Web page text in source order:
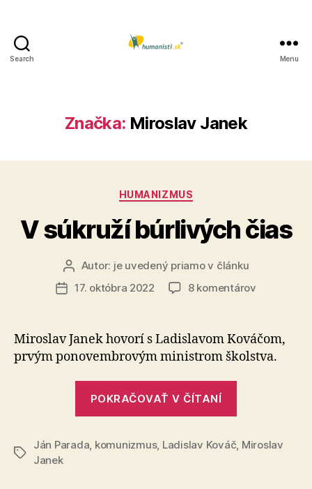
Search Menu
Značka: Miroslav Janek
Kategórie
HUMANIZMUS
V súkruží búrlivých čias
Autor
článku
Autor: je uvedený priamo v článku
Dátum
17. októbra 2022 8 komentárovna
búrlivých
Miroslav Janek hovorí s Ladislavom Kováčom,
prvým ponovembrovým ministrom školstva.
POKRAČOVAŤ V ČÍTANÍ
čias“
Značky
Ján Parada, komunizmus, Ladislav Kováč, Miroslav
Janek